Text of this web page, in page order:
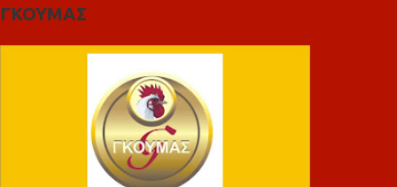
ΓΚΟΥΜΑΣ